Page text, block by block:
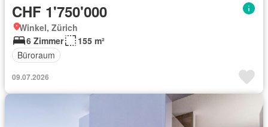
CHF 1'750'000
Winkel, Zürich
6 Zimmer
155 m²
Büroraum
09.07.2026